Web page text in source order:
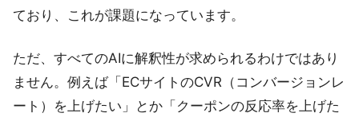
ており、これが課題になっています。
ただ、すべてのAIに解釈性が求められるわけではあり
ません。例えば「ECサイトのCVR（コンバージョンレ
ート）を上げたい」とか「クーポンの反応率を上げた